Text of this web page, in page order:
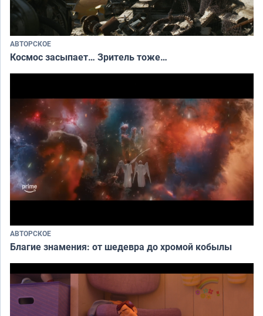
АВТОРСКОЕ
Космос засыпает… Зритель тоже…
АВТОРСКОЕ
Благие знамения: от шедевра до хромой кобылы